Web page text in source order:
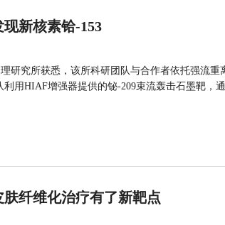
新核素铪-153
研究所获悉，该所科研团队与合作者依托强流
用HIAF增强器提供的铋-209束流轰击石墨靶，
纤维化治疗有了新靶点